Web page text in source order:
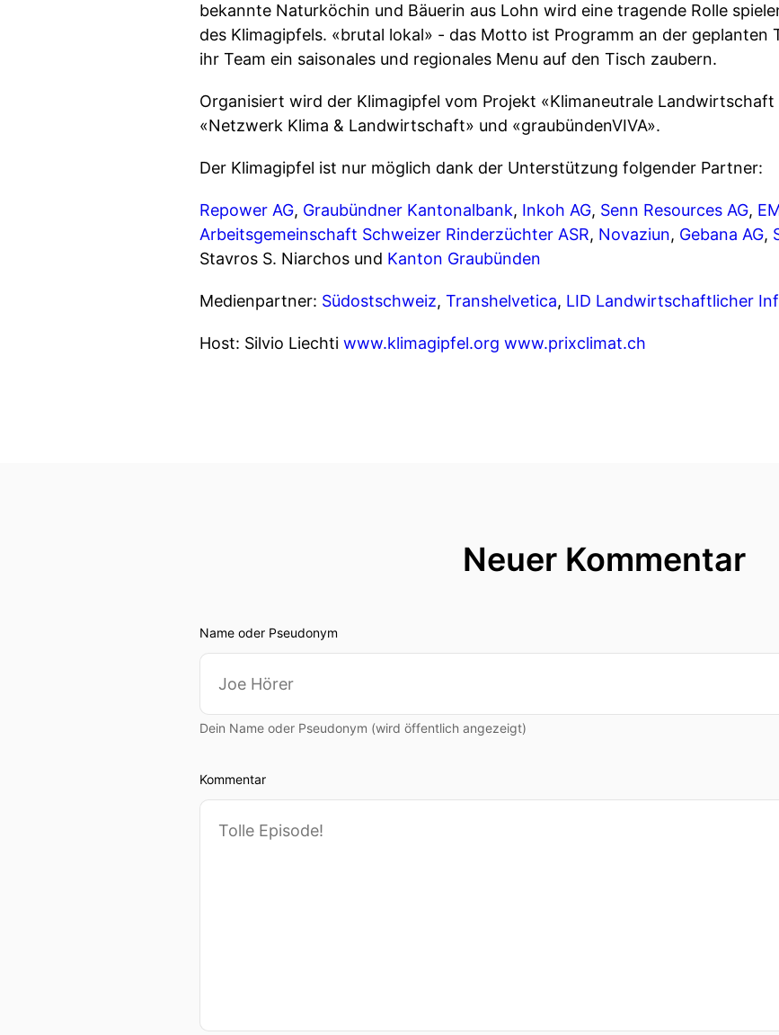
bekannte Naturköchin und Bäuerin aus Lohn wird eine tragende Rolle
des Klimagipfels. «brutal lokal» - das Motto ist Programm an der geplanten
ihr Team ein saisonales und regionales Menu auf den Tisch zaubern.
Organisiert wird der Klimagipfel vom Projekt «Klimaneutrale Landwirtschaft
«Netzwerk Klima & Landwirtschaft» und «graubündenVIVA».
Der Klimagipfel ist nur möglich dank der Unterstützung folgender Partner:
Repower AG, Graubündner Kantonalbank, Inkoh AG, Senn Resources AG,
Arbeitsgemeinschaft Schweizer Rinderzüchter ASR, Novaziun, Gebana AG,
Stavros S. Niarchos und Kanton Graubünden
Medienpartner: Südostschweiz, Transhelvetica, LID Landwirtschaftlicher
Host: Silvio Liechti www.klimagipfel.org www.prixclimat.ch
Neuer Kommentar
Name oder Pseudonym
Dein Name oder Pseudonym (wird öffentlich angezeigt)
Kommentar